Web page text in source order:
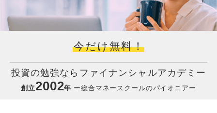
今だけ無料！
投資の勉強ならファイナンシャルアカデミー
創立2002年 ー総合マネースクールのパイオニアー